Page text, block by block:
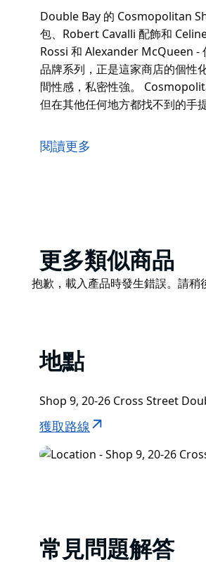
Double Bay 的 Cosmopolitan
包、Robert Cavalli 配飾和
Rossi 和 Alexander McQueen -
品牌系列，正是這家商店的個性
間性感，私密性強。
但在其他任何地方都找不到的手
包、Robert Cavalli 配飾和
Rossi 和 Alexander McQueen -
閱讀更多
Product
List
更多類似商品
Product
抱歉，載入產品時發生錯誤。請稍
地點
Shop 9, 20-26 Cross Street
獲取路線
常見問題解答